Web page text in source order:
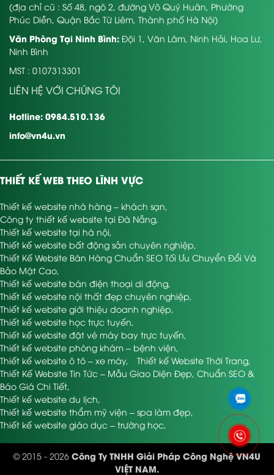
(địa chỉ cũ : Số 48, ngõ 2, đường Võ Quý Huân, Phường
Phúc Diễn, Quận Bắc Từ Liêm, Thành phố Hà Nội)
Văn Phòng Tại Ninh Bình: Đội 1, Văn Lâm, Ninh Hải, Hoa Lư,
Ninh Bình
MST : 0107313301
LIÊN HỆ VỚI CHÚNG TÔI
Hotline: 0984.510.136
info@vn4u.vn
THIẾT KẾ WEB THEO LĨNH VỰC
Thiết kế website nhà hàng – khách sạn,
Công ty thiết kế website tại Đà Nẵng,
Thiết kế website tại hà nội,
Thiết kế website bất động sản chuyên nghiệp,
Thiết Kế Website Bán Hàng Chuẩn SEO Tối Ưu Chuyển Đổi Và
Bảo Mật Cao,
Thiết kế website bán điện thoại di động,
Thiết kế website nội thất đẹp chuyên nghiệp,
Thiết kế website giới thiệu doanh nghiệp,
Thiết kế website học trực tuyến,
Thiết kế website đặt vé máy bay trực tuyến,
Thiết kế website phòng khám – bệnh viện,
Thiết kế website ô tô – xe máy, Thiết kế Website Thời Trang,
Thiết Kế Website Tin Tức – Mẫu Giao Diện Đẹp, Chuẩn SEO &
Báo Giá Chi Tiết,
Thiết kế website du lịch,
Thiết kế website thẩm mỹ viện – spa làm đẹp,
Thiết kế website giáo dục – trường học,
© 2015 - 2026 Công Ty TNHH Giải Pháp Công Nghệ VN4U
VIỆT NAM.